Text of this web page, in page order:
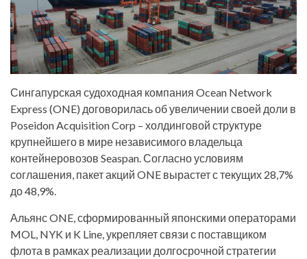
Сингапурская судоходная компания Ocean Network
Express (ONE) договорилась об увеличении своей доли в
Poseidon Acquisition Corp – холдинговой структуре
крупнейшего в мире независимого владельца
контейнеровозов Seaspan. Согласно условиям
соглашения, пакет акций ONE вырастет с текущих 28,7%
до 48,9%.
Альянс ONE, сформированный японскими операторами
MOL, NYK и K Line, укрепляет связи с поставщиком
флота в рамках реализации долгосрочной стратегии